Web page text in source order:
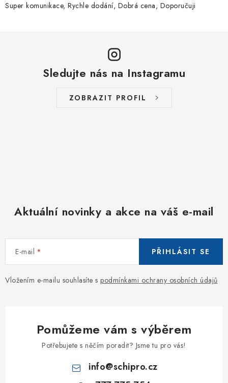
Super komunikace, Rychle dodání, Dobrá cena, Doporučuji
Sledujte nás na Instagramu
ZOBRAZIT PROFIL
Aktuální novinky a akce na váš e-mail
E-mail
Vložením e-mailu souhlasíte s podmínkami ochrany osobních údajů
PŘIHLÁSIT SE
Pomůžeme vám s výběrem
Potřebujete s něčím poradit? Jsme tu pro vás!
info@schipro.cz